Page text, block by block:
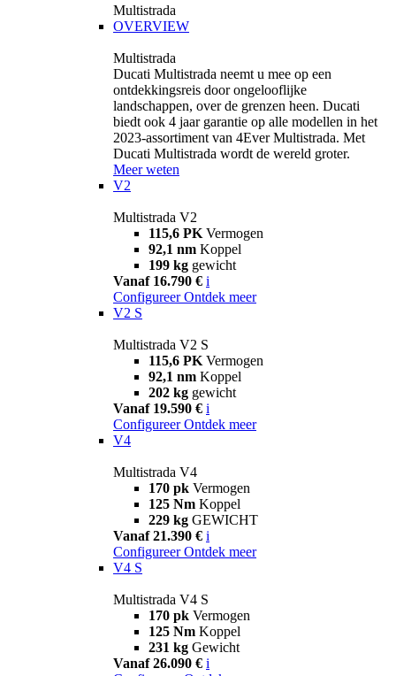
Multistrada
OVERVIEW
Multistrada
Ducati Multistrada neemt u mee op een
ontdekkingsreis door ongelooflijke
landschappen, over de grenzen heen. Ducati
biedt ook 4 jaar garantie op alle modellen in het
2023-assortiment van 4Ever Multistrada. Met
Ducati Multistrada wordt de wereld groter.
Meer weten
V2
Multistrada V2
115,6 PK Vermogen
92,1 nm Koppel
199 kg gewicht
Vanaf 16.790 € i
Configureer Ontdek meer
V2 S
Multistrada V2 S
115,6 PK Vermogen
92,1 nm Koppel
202 kg gewicht
Vanaf 19.590 € i
Configureer Ontdek meer
V4
Multistrada V4
170 pk Vermogen
125 Nm Koppel
229 kg GEWICHT
Vanaf 21.390 € i
Configureer Ontdek meer
V4 S
Multistrada V4 S
170 pk Vermogen
125 Nm Koppel
231 kg Gewicht
Vanaf 26.090 € i